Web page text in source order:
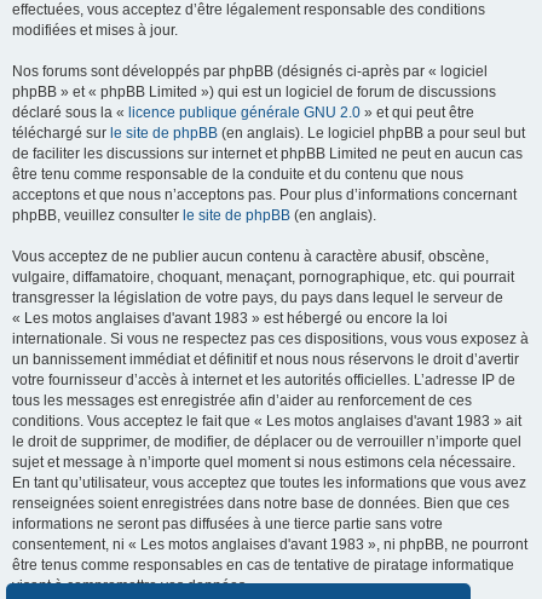
effectuées, vous acceptez d’être légalement responsable des conditions
modifiées et mises à jour.
Nos forums sont développés par phpBB (désignés ci-après par « logiciel
phpBB » et « phpBB Limited ») qui est un logiciel de forum de discussions
déclaré sous la « licence publique générale GNU 2.0 » et qui peut être
téléchargé sur le site de phpBB (en anglais). Le logiciel phpBB a pour seul but
de faciliter les discussions sur internet et phpBB Limited ne peut en aucun cas
être tenu comme responsable de la conduite et du contenu que nous
acceptons et que nous n’acceptons pas. Pour plus d’informations concernant
phpBB, veuillez consulter le site de phpBB (en anglais).
Vous acceptez de ne publier aucun contenu à caractère abusif, obscène,
vulgaire, diffamatoire, choquant, menaçant, pornographique, etc. qui pourrait
transgresser la législation de votre pays, du pays dans lequel le serveur de
« Les motos anglaises d'avant 1983 » est hébergé ou encore la loi
internationale. Si vous ne respectez pas ces dispositions, vous vous exposez à
un bannissement immédiat et définitif et nous nous réservons le droit d’avertir
votre fournisseur d’accès à internet et les autorités officielles. L’adresse IP de
tous les messages est enregistrée afin d’aider au renforcement de ces
conditions. Vous acceptez le fait que « Les motos anglaises d'avant 1983 » ait
le droit de supprimer, de modifier, de déplacer ou de verrouiller n’importe quel
sujet et message à n’importe quel moment si nous estimons cela nécessaire.
En tant qu’utilisateur, vous acceptez que toutes les informations que vous avez
renseignées soient enregistrées dans notre base de données. Bien que ces
informations ne seront pas diffusées à une tierce partie sans votre
consentement, ni « Les motos anglaises d'avant 1983 », ni phpBB, ne pourront
être tenus comme responsables en cas de tentative de piratage informatique
visant à compromettre vos données.